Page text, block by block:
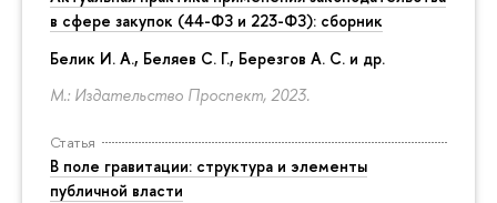
в сфере закупок (44-ФЗ и 223-ФЗ): сборник
Белик И. А., Беляев С. Г., Березгов А. С. и др.
М.: Издательство Проспект, 2023.
Статья
В поле гравитации: структура и элементы
публичной власти